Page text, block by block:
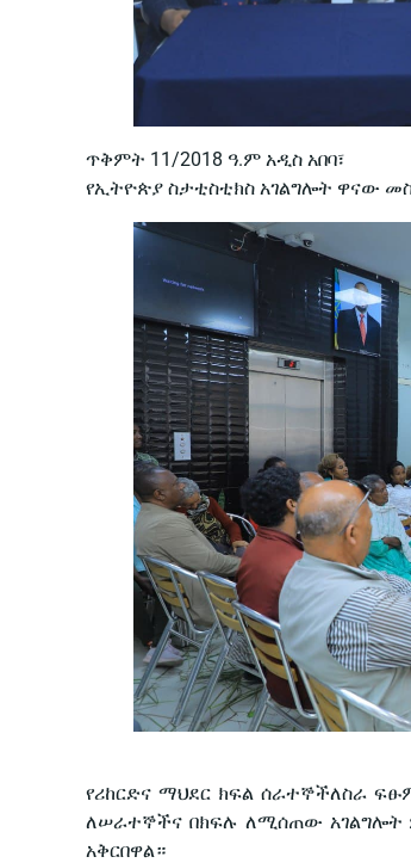
ጥቅምት 11/2018 ዓ.ም አዲስ አበባ፣
የኢትዮጵያ ስታቲስቲክስ አገልግሎት ዋናው
የሪከርድና ማህደር ክፍል ሰራተኞችለስራ
ለሠራተኞችና በክፍሉ ለሚሰጠው አገልግሎት
አቅርበዋል።